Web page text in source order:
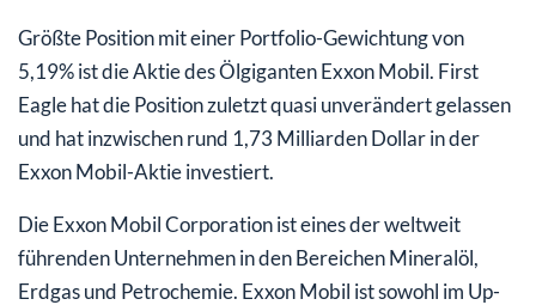
Größte Position mit einer Portfolio-Gewichtung von
5,19% ist die Aktie des Ölgiganten Exxon Mobil. First
Eagle hat die Position zuletzt quasi unverändert gelassen
und hat inzwischen rund 1,73 Milliarden Dollar in der
Exxon Mobil-Aktie investiert.
Die Exxon Mobil Corporation ist eines der weltweit
führenden Unternehmen in den Bereichen Mineralöl,
Erdgas und Petrochemie. Exxon Mobil ist sowohl im Up-